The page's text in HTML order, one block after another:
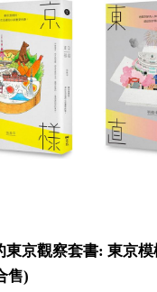
東京觀察套書: 東京
售)